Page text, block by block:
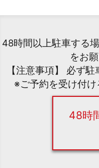
48時間以上駐車する
をお
【注意事項】 必ず
※ご予約を受け付け
48時